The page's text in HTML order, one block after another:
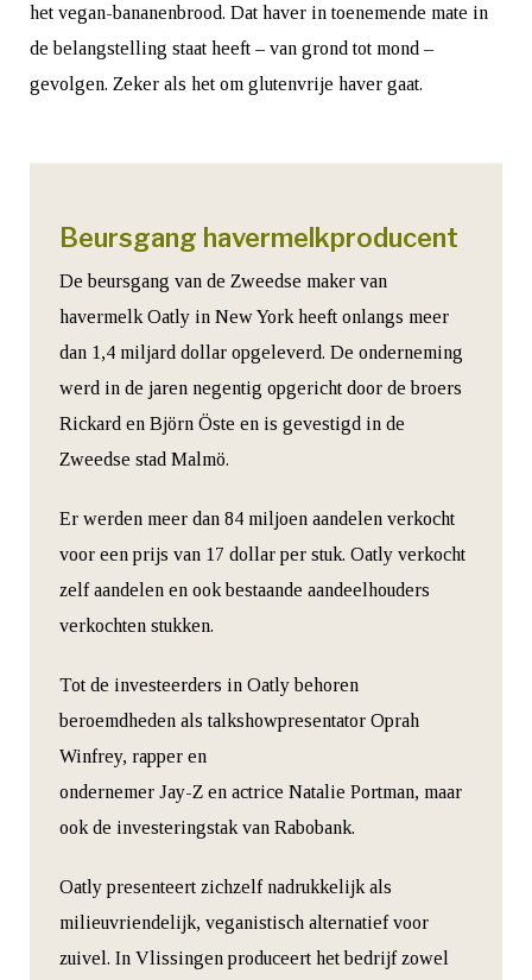
het vegan-bananenbrood. Dat haver in toenemende mate in
de belangstelling staat heeft – van grond tot mond –
gevolgen. Zeker als het om glutenvrije haver gaat.
Beursgang havermelkproducent
De beursgang van de Zweedse maker van
havermelk Oatly in New York heeft onlangs meer
dan 1,4 miljard dollar opgeleverd. De onderneming
werd in de jaren negentig opgericht door de broers
Rickard en Björn Öste en is gevestigd in de
Zweedse stad Malmö.
Er werden meer dan 84 miljoen aandelen verkocht
voor een prijs van 17 dollar per stuk. Oatly verkocht
zelf aandelen en ook bestaande aandeelhouders
verkochten stukken.
Tot de investeerders in Oatly behoren
beroemdheden als talkshowpresentator Oprah
Winfrey, rapper en
ondernemer Jay-Z en actrice Natalie Portman, maar
ook de investeringstak van Rabobank.
Oatly presenteert zichzelf nadrukkelijk als
milieuvriendelijk, veganistisch alternatief voor
zuivel. In Vlissingen produceert het bedrijf zowel